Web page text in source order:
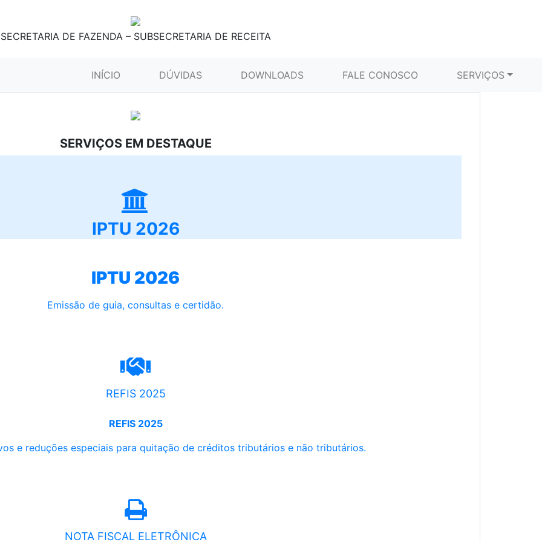
SECRETARIA DE FAZENDA – SUBSECRETARIA DE RECEITA
INÍCIO (CURRENT)DÚVIDAS DOWNLOADS FALE CONOSCO SERVIÇOS
SERVIÇOS EM DESTAQUE
IPTU 2026
IPTU 2026
Emissão de guia, consultas e certidão.
REFIS 2025
REFIS 2025
e reduções especiais para quitação de créditos tributários e não tributários.
NOTA FISCAL ELETRÔNICA